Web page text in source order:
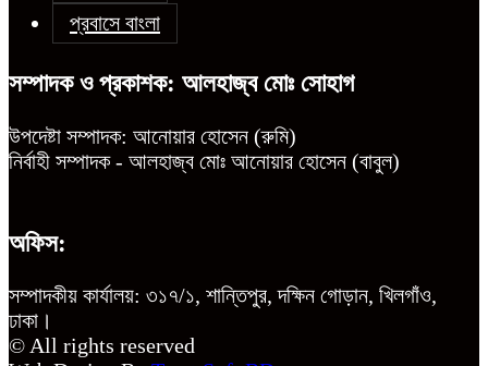
প্রবাসে বাংলা
সম্পাদক ও প্রকাশক: আলহাজ্ব মোঃ সোহাগ
উপদেষ্টা সম্পাদক: আনোয়ার হোসেন (রুমি)
নির্বাহী সম্পাদক - আলহাজ্ব মোঃ আনোয়ার হোসেন (বাবুল)
অফিস:
সম্পাদকীয় কার্যালয়: ৩১৭/১, শান্তিপুর, দক্ষিন গোড়ান, খিলগাঁও,
ঢাকা।
© All rights reserved